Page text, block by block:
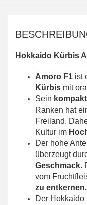
Hokkaido Kürbis
Amoro F1 ist
Kürbis mit
Sein
Ranken hat
Freiland.
Kultur im
Der hohe
überzeugt
Geschmack.
vom
zu entkernen.
Der Hokkaido